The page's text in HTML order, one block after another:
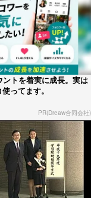
ントを着実に成長。実は
ってます。
PR(Dreaw合同会社)